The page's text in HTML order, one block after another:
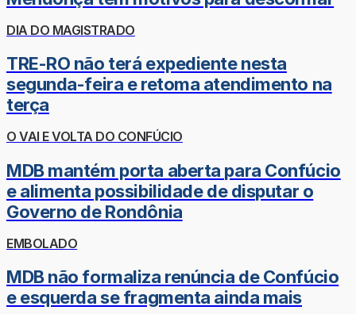
DIA DO MAGISTRADO
TRE-RO não terá expediente nesta
segunda-feira e retoma atendimento na
terça
O VAI E VOLTA DO CONFÚCIO
MDB mantém porta aberta para Confúcio
e alimenta possibilidade de disputar o
Governo de Rondônia
EMBOLADO
MDB não formaliza renúncia de Confúcio
e esquerda se fragmenta ainda mais